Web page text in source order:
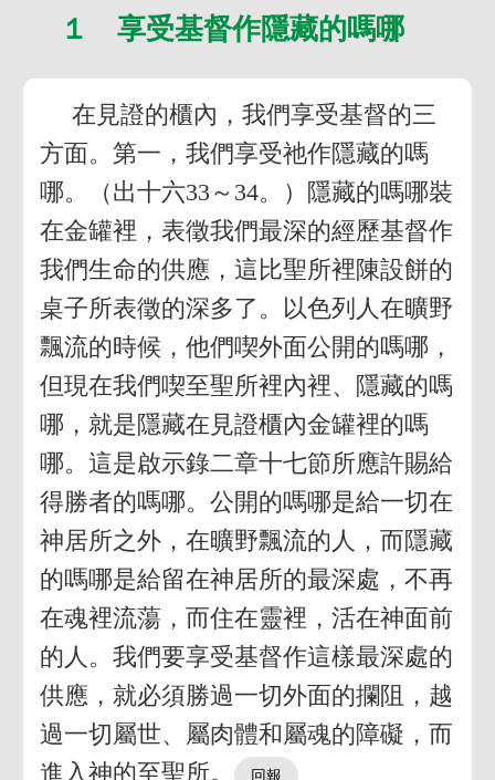
１ 享受基督作隱藏的嗎哪
在見證的櫃內，我們享受基督的三
方面。第一，我們享受祂作隱藏的嗎
哪。（出十六33～34。）隱藏的嗎哪裝
在金罐裡，表徵我們最深的經歷基督作
我們生命的供應，這比聖所裡陳設餅的
桌子所表徵的深多了。以色列人在曠野
飄流的時候，他們喫外面公開的嗎哪，
但現在我們喫至聖所裡內裡、隱藏的嗎
哪，就是隱藏在見證櫃內金罐裡的嗎
哪。這是啟示錄二章十七節所應許賜給
得勝者的嗎哪。公開的嗎哪是給一切在
神居所之外，在曠野飄流的人，而隱藏
的嗎哪是給留在神居所的最深處，不再
在魂裡流蕩，而住在靈裡，活在神面前
的人。我們要享受基督作這樣最深處的
供應，就必須勝過一切外面的攔阻，越
過一切屬世、屬肉體和屬魂的障礙，而
進入神的至聖所。